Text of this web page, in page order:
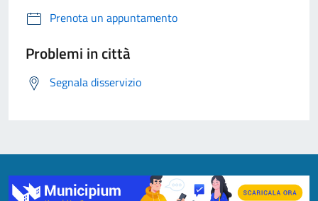
Prenota un appuntamento
Problemi in città
Segnala disservizio